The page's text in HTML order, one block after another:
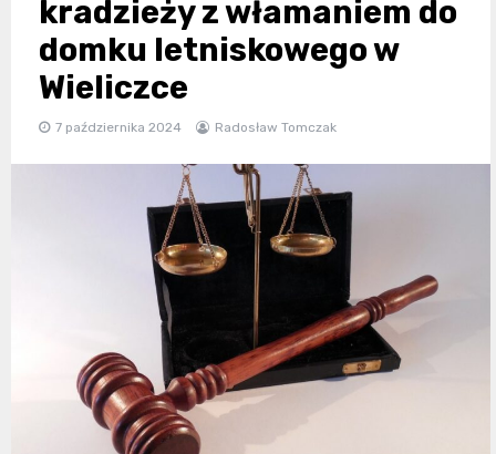
kradzieży z włamaniem do
domku letniskowego w
Wieliczce
7 października 2024 Radosław Tomczak